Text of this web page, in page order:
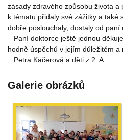
zásady zdravého způsobu života
k tématu přidaly své zážitky a také
dobře poslouchaly, dostaly od paní
Paní doktorce ještě jednou
hodně úspěchů v jejím důležitém a
Petra Kačerová a děti z 2. A
Galerie obrázků